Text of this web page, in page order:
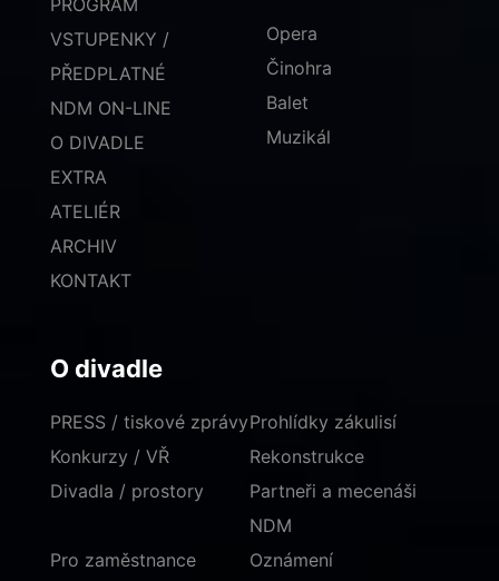
PROGRAM
VSTUPENKY /
PŘEDPLATNÉ
NDM ON-LINE
O DIVADLE
EXTRA
ATELIÉR
ARCHIV
KONTAKT
Opera
Činohra
Balet
Muzikál
O divadle
PRESS / tiskové zprávy
Konkurzy / VŘ
Divadla / prostory
Prohlídky zákulisí
Rekonstrukce
Partneři a mecenáši
NDM
Pro zaměstnance
Oznámení